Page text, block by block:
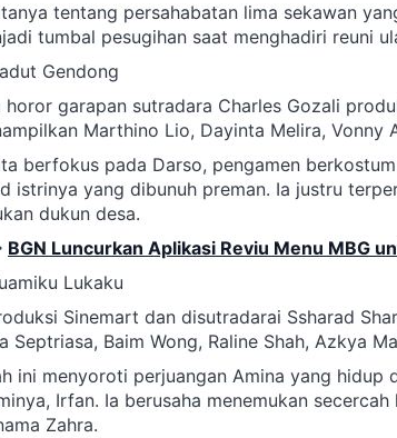
tentang persahabatan lima sekawan
tumbal pesugihan saat menghadiri reuni
Gendong
horor garapan sutradara Charles Gozali
Marthino Lio, Dayinta Melira, Vonny
berfokus pada Darso, pengamen
istrinya yang dibunuh preman. Ia justru
dukun desa.
BGN Luncurkan Aplikasi Reviu Menu MBG
Lukaku
Sinemart dan disutradarai Ssharad
Septriasa, Baim Wong, Raline Shah, Azkya
ini menyoroti perjuangan Amina yang hidup
Irfan. Ia berusaha menemukan
Zahra.